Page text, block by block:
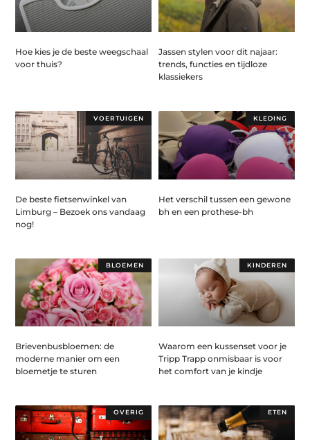
Hoe kies je de beste weegschaal
voor thuis?
Jassen stylen voor dit najaar:
trends, functies en tijdloze
klassiekers
VOERTUIGEN
De beste fietsenwinkel van
Limburg – Bezoek ons vandaag
nog!
KLEDING
Het verschil tussen een gewone
bh en een prothese-bh
BLOEMEN
Brievenbusbloemen: de
moderne manier om een
bloemetje te sturen
KINDEREN
Waarom een kussenset voor je
Tripp Trapp onmisbaar is voor
het comfort van je kindje
OVERIG ETEN